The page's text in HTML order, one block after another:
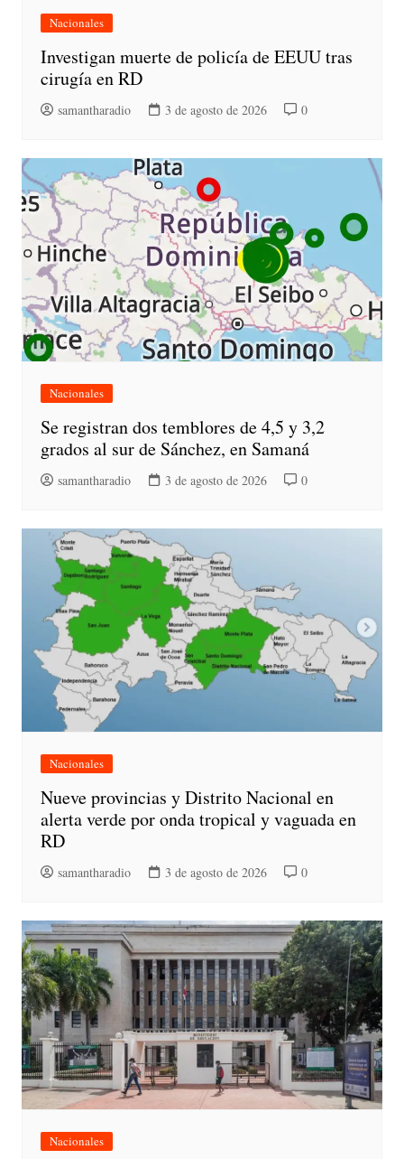
Nacionales
Investigan muerte de policía de EEUU tras
cirugía en RD
samantharadio 3 de agosto de 2026 0
Nacionales
Se registran dos temblores de 4,5 y 3,2
grados al sur de Sánchez, en Samaná
samantharadio 3 de agosto de 2026 0
Nacionales
Nueve provincias y Distrito Nacional en
alerta verde por onda tropical y vaguada en
RD
samantharadio 3 de agosto de 2026 0
Nacionales